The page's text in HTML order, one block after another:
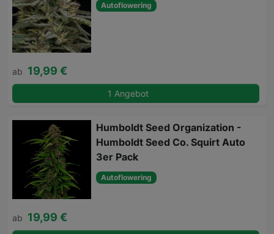
Autoflowering
ab 19,99 €
1 Angebot
Humboldt Seed Organization -
Humboldt Seed Co. Squirt Auto
3er Pack
Autoflowering
ab 19,99 €